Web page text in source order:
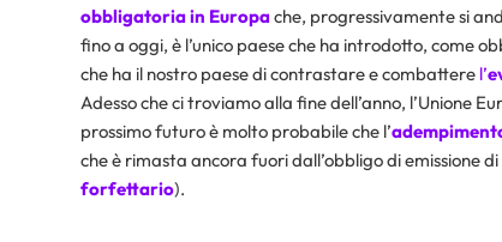
obbligatoria in Europache, progressivamente si
fino a oggi, è l’unico paese che ha introdotto, come
che ha il nostro paese di contrastare e combattere l’
Adesso che ci troviamo alla fine dell’anno, l’Unione
prossimo futuro è molto probabile che l’
che è rimasta ancora fuori dall’obbligo di emissione di
forfettario).